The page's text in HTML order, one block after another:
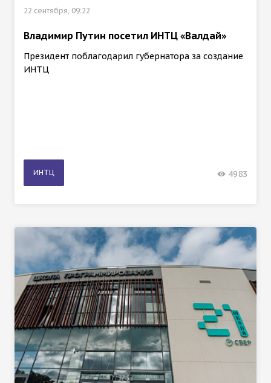
22 сентября, 09:22
Владимир Путин посетил ИНТЦ «Валдай»
Президент поблагодарил губернатора за создание
ИНТЦ
ИНТЦ 4983